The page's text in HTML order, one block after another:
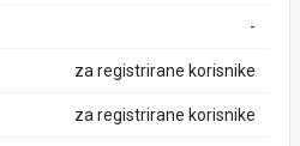
-
za registrirane korisnike
za registrirane korisnike